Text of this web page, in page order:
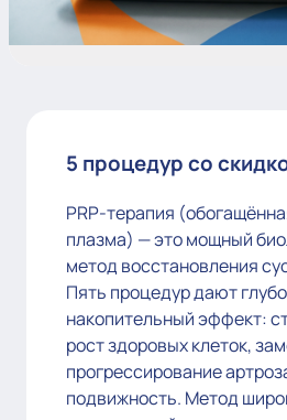
5 процедур со
PRP-терапия
плазма) — это мощный
метод восстановления
Пять процедур дают
накопительный эффект:
рост здоровых клеток,
прогрессирование
подвижность. Метод